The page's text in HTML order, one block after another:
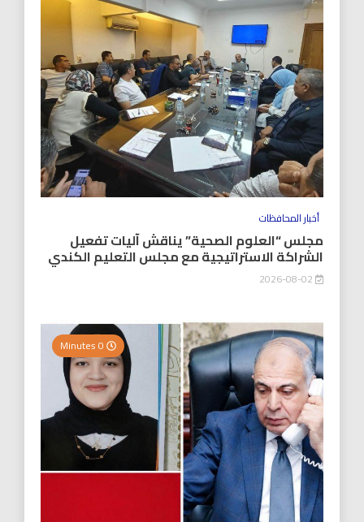
أخبار المحافظات
مجلس “العلوم الصحية” يناقش آليات تفعيل
الشراكة الاستراتيجية مع مجلس التعليم الكندي